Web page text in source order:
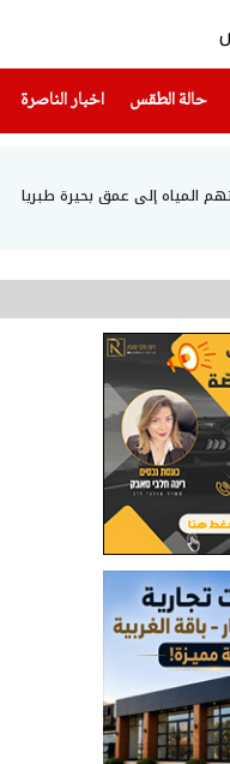
حالة الطقس اخبار الناصرة
(current)